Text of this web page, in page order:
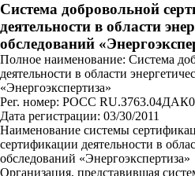
Система добровольной
деятельности в области
обследований
Полное наименование: Система
деятельности в области
«Энергоэкспертиза»
Рег. номер: РОСС RU.З763.04ДАК0
Дата регистрации: 03/30/2011
Наименование системы
сертификации деятельности в
обследований «Энергоэкспертиза»
Организация, представившая